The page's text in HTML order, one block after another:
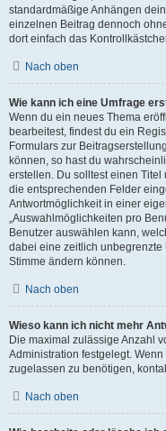
standardmäßige Anhängen
einzelnen Beitrag dennoch
dort einfach das
Nach oben
Wie kann ich eine Umfrage
Wenn du ein neues Thema
bearbeitest, findest du ein
Formulars zur
können, so hast du
erstellen. Du solltest einen
die entsprechenden Felder
Antwortmöglichkeit in einer
„Auswahlmöglichkeiten pro
Benutzer auswählen kann,
dabei eine zeitlich
Stimme ändern können.
Nach oben
Wieso kann ich nicht mehr
Die maximal zulässige Anzahl
Administration festgelegt.
zugelassen zu benötigen,
Nach oben